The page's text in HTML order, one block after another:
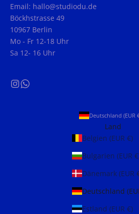
Email: hallo@studiodu.de
Böckhstrasse 49
10967 Berlin
Mo - Fr 12-18 Uhr
Sa 12- 16 Uhr
Land
Belgien (EUR €)
Estland (EUR €)